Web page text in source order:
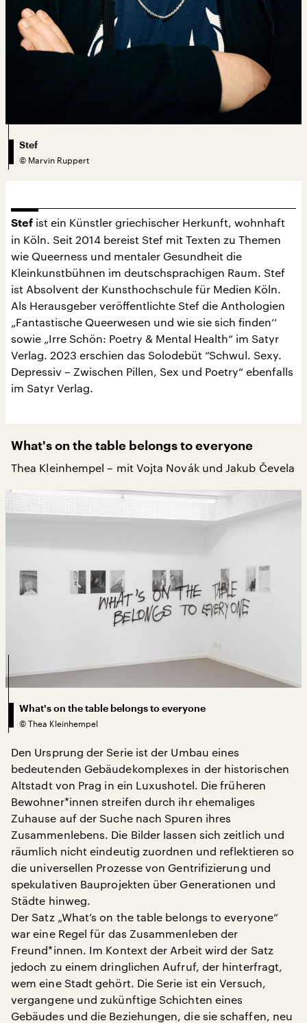
Stef
© Marvin Ruppert
Stef ist ein Künstler griechischer Herkunft, wohnhaft
in Köln. Seit 2014 bereist Stef mit Texten zu Themen
wie Queerness und mentaler Gesundheit die
Kleinkunstbühnen im deutschsprachigen Raum. Stef
ist Absolvent der Kunsthochschule für Medien Köln.
Als Herausgeber veröffentlichte Stef die Anthologien
„Fantastische Queerwesen und wie sie sich finden‘‘
sowie „Irre Schön: Poetry & Mental Health“ im Satyr
Verlag. 2023 erschien das Solodebüt “Schwul. Sexy.
Depressiv – Zwischen Pillen, Sex und Poetry“ ebenfalls
im Satyr Verlag.
What's on the table belongs to everyone
Thea Kleinhempel – mit Vojta Novák und Jakub Čevela
What's on the table belongs to everyone
© Thea Kleinhempel
Den Ursprung der Serie ist der Umbau eines
bedeutenden Gebäudekomplexes in der historischen
Altstadt von Prag in ein Luxushotel. Die früheren
Bewohner*innen streifen durch ihr ehemaliges
Zuhause auf der Suche nach Spuren ihres
Zusammenlebens. Die Bilder lassen sich zeitlich und
räumlich nicht eindeutig zuordnen und reflektieren so
die universellen Prozesse von Gentrifizierung und
spekulativen Bauprojekten über Generationen und
Städte hinweg.
Der Satz „What’s on the table belongs to everyone“
war eine Regel für das Zusammenleben der
Freund*innen. Im Kontext der Arbeit wird der Satz
jedoch zu einem dringlichen Aufruf, der hinterfragt,
wem eine Stadt gehört. Die Serie ist ein Versuch,
vergangene und zukünftige Schichten eines
Gebäudes und die Beziehungen, die sie schaffen, neu